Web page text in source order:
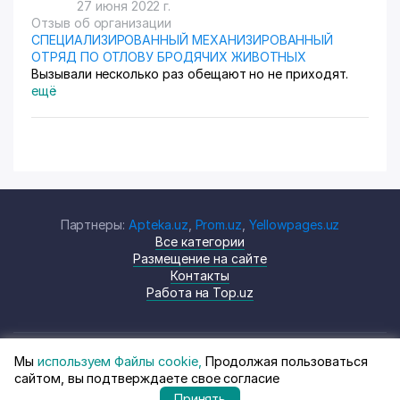
27 июня 2022 г.
Отзыв об организации
СПЕЦИАЛИЗИРОВАННЫЙ МЕХАНИЗИРОВАННЫЙ
ОТРЯД ПО ОТЛОВУ БРОДЯЧИХ ЖИВОТНЫХ
Вызывали несколько раз обещают но не приходят.
ещё
Партнеры: Apteka.uz Prom.uz ,Yellowpages.uz
Все категории
Размещение на сайте
Контакты
Работа на Top.uz
© Top.uz, 2024 Каталог компаний
Узбекистана
Политика
конфиденциальности
Мы используем Файлы cookie, Продолжая пользоваться
сайтом, вы подтверждаете свое согласие